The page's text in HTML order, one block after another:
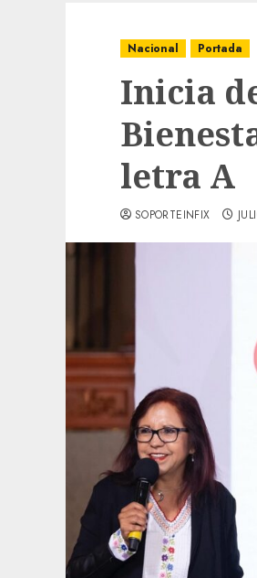
Nacional Portada
Inicia
letra A
SOPORTEINFIX